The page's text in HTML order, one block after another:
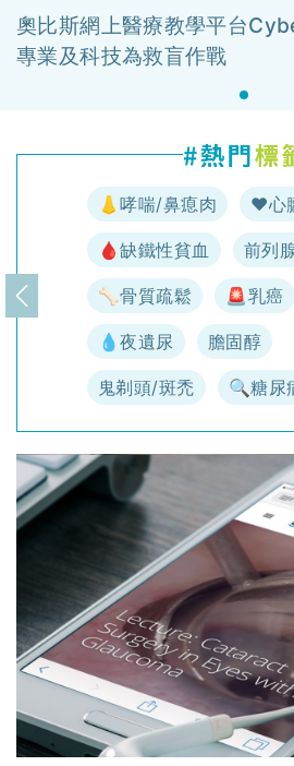
奧比斯網上醫療教學平台
專業及科技為救盲作戰
👃哮喘/鼻瘜肉 ♥️心
🩸缺鐵性貧血 前列
🦴骨質疏鬆 🚨乳癌
💧夜遺尿 膽固醇
鬼剃頭/斑禿 🔍糖尿
上一頁